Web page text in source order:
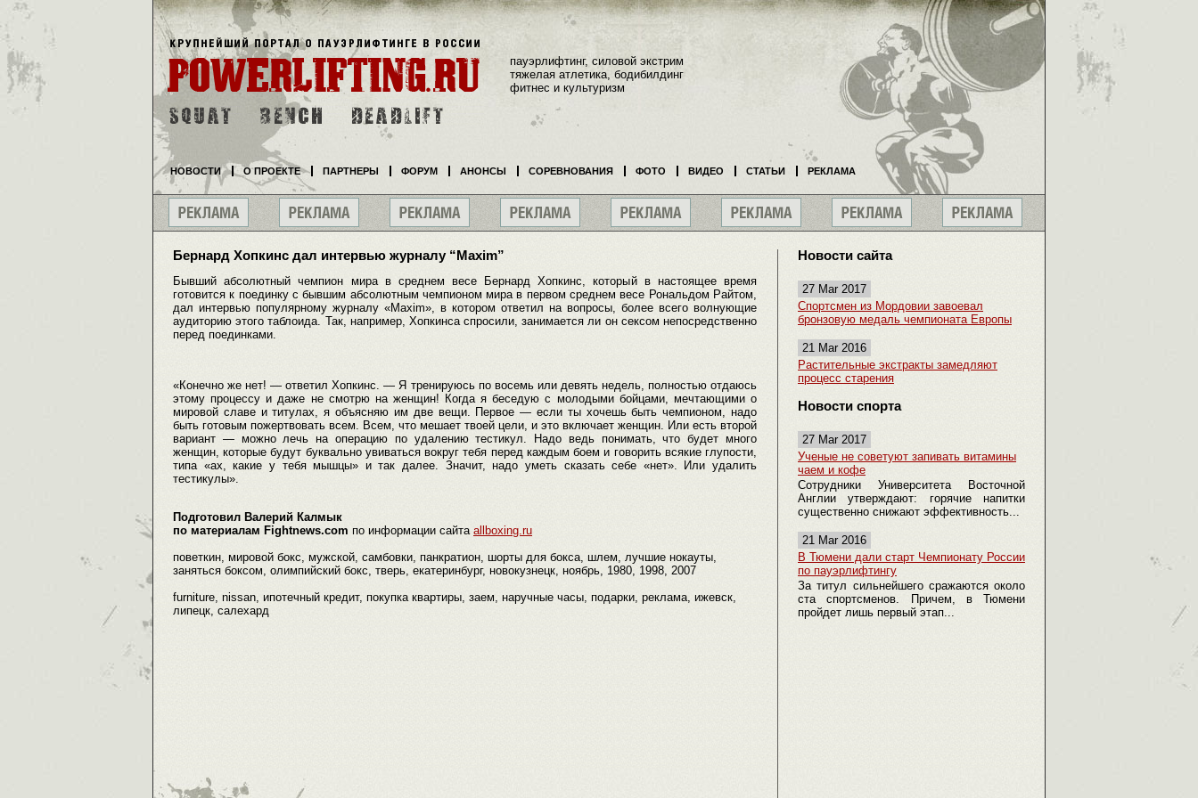
Бернард Хопкинс дал интервью журналу “Maxim”
Бывший абсолютный чемпион мира в среднем весе Бернард Хопкинс, который в настоящее время
готовится к поединку с бывшим абсолютным чемпионом мира в первом среднем весе Рональдом Райтом,
дал интервью популярному журналу «Maxim», в котором ответил на вопросы, более всего волнующие
аудиторию этого таблоида. Так, например, Хопкинса спросили, занимается ли он сексом непосредственно
перед поединками.
«Конечно же нет! — ответил Хопкинс. — Я тренируюсь по восемь или девять недель, полностью отдаюсь
этому процессу и даже не смотрю на женщин! Когда я беседую с молодыми бойцами, мечтающими о
мировой славе и титулах, я объясняю им две вещи. Первое — если ты хочешь быть чемпионом, надо
быть готовым пожертвовать всем. Всем, что мешает твоей цели, и это включает женщин. Или есть второй
вариант — можно лечь на операцию по удалению тестикул. Надо ведь понимать, что будет много
женщин, которые будут буквально увиваться вокруг тебя перед каждым боем и говорить всякие глупости,
типа «ах, какие у тебя мышцы» и так далее. Значит, надо уметь сказать себе «нет». Или удалить
тестикулы».
Подготовил Валерий Калмык
по материалам Fightnews.com по информации сайта allboxing.ru
поветкин, мировой бокс, мужской, самбовки, панкратион, шорты для бокса, шлем, лучшие нокауты,
заняться боксом, олимпийский бокс, тверь, екатеринбург, новокузнецк, ноябрь, 1980, 1998, 2007
furniture, nissan, ипотечный кредит, покупка квартиры, заем, наручные часы, подарки, реклама, ижевск,
липецк, салехард
Новости сайта
27 Mar 2017
Спортсмен из Мордовии завоевал
бронзовую медаль чемпионата Европы
21 Mar 2016
Растительные экстракты замедляют
процесс старения
Новости спорта
27 Mar 2017
Ученые не советуют запивать витамины
чаем и кофе
Сотрудники Университета Восточной
Англии утверждают: горячие напитки
существенно снижают эффективность...
21 Mar 2016
В Тюмени дали старт Чемпионату России
по пауэрлифтингу
За титул сильнейшего сражаются около
ста спортсменов. Причем, в Тюмени
пройдет лишь первый этап...
пауэрлифтинг, силовой экстрим
тяжелая атлетика, бодибилдинг
фитнес и культуризм
НОВОСТИ О ПРОЕКТЕ ПАРТНЕРЫ ФОРУМ АНОНСЫ СОРЕВНОВАНИЯ ФОТО ВИДЕО СТАТЬИ РЕКЛАМА